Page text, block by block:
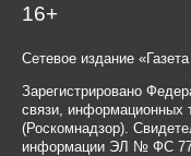
16+
Сетевое издание
Зарегистрировано
связи, информационных
(Роскомнадзор).
информации ЭЛ № ФС 77